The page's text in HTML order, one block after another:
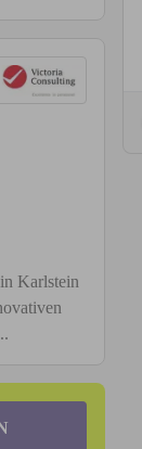
Karlstein